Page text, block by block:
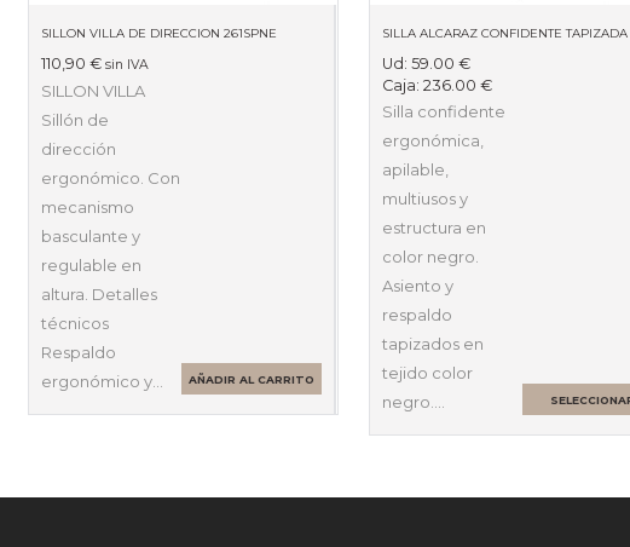
SILLON VILLA DE DIRECCION 261SPNE
110,90€ sin IVA
SILLON VILLA
Sillón de
dirección
ergonómico. Con
mecanismo
basculante y
regulable en
altura. Detalles
técnicos
Respaldo
ergonómico y…
AÑADIR AL CARRITO
Ud: 59.00 €
Caja: 236.00 €
Silla confidente
ergonómica,
apilable,
multiusos y
estructura en
color negro.
Asiento y
respaldo
tapizados en
tejido color
negro.…